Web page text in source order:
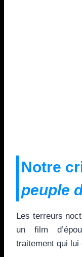
Notre
peuple
Les terreurs
un film
traitement qui lui